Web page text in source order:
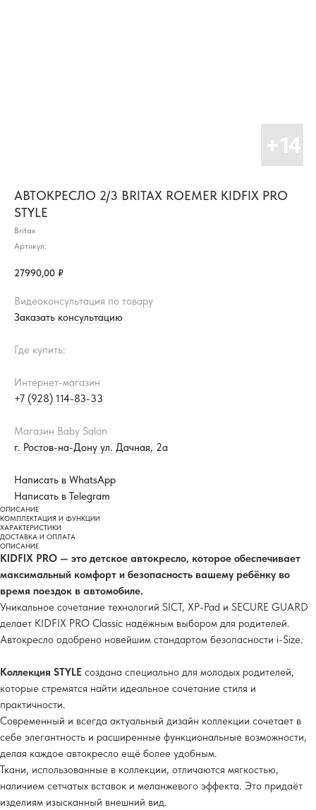
АВТОКРЕСЛО 2/3 BRITAX ROEMER KIDFIX PRO
STYLE
Britax
Артикул:
27990,00 ₽
Видеоконсультация по товару
Заказать консультацию
Где купить:
Интернет-магазин
+7 (928) 114-83-33
Магазин Baby Salon
г. Ростов-на-Дону ул. Дачная, 2а
Написать в WhatsApp
Написать в Telegram
ОПИСАНИЕ
КОМПЛЕКТАЦИЯ И ФУНКЦИИ
ХАРАКТЕРИСТИКИ
ДОСТАВКА И ОПЛАТА
ОПИСАНИЕ
KIDFIX PRO — это детское автокресло, которое обеспечивает
максимальный комфорт и безопасность вашему ребёнку во
время поездок в автомобиле.
Уникальное сочетание технологий SICT, XP-Pad и SECURE GUARD
делает KIDFIX PRO Classic надёжным выбором для родителей.
Автокресло одобрено новейшим стандартом безопасности i-Size.
Коллекция STYLE создана специально для молодых родителей,
которые стремятся найти идеальное сочетание стиля и
практичности.
Современный и всегда актуальный дизайн коллекции сочетает в
себе элегантность и расширенные функциональные возможности,
делая каждое автокресло ещё более удобным.
Ткани, использованные в коллекции, отличаются мягкостью,
наличием сетчатых вставок и меланжевого эффекта. Это придаёт
изделиям изысканный внешний вид.